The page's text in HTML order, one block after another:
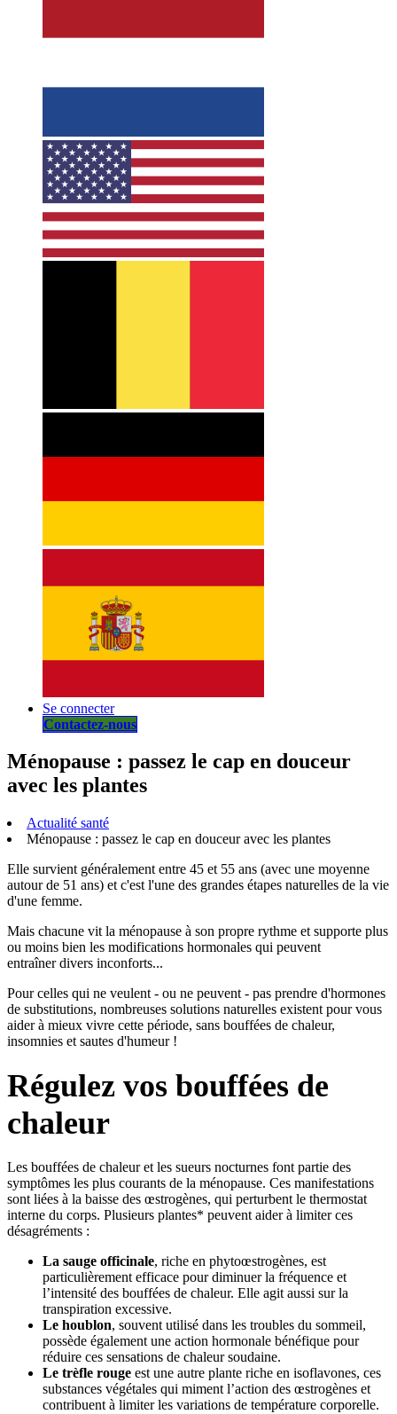
Se connecter
Contactez-nous
Ménopause : passez le cap en douceur
avec les plantes
Actualité santé
Ménopause : passez le cap en douceur avec les plantes
Elle survient généralement entre 45 et 55 ans (avec une moyenne
autour de 51 ans) et c'est l'une des grandes étapes naturelles de la vie
d'une femme.
Mais chacune vit la ménopause à son propre rythme et supporte plus
ou moins bien les modifications hormonales qui peuvent
entraîner divers inconforts...
Pour celles qui ne veulent - ou ne peuvent - pas prendre d'hormones
de substitutions, nombreuses solutions naturelles existent pour vous
aider à mieux vivre cette période, sans bouffées de chaleur,
insomnies et sautes d'humeur !
Régulez vos bouffées de
chaleur
Les bouffées de chaleur et les sueurs nocturnes font partie des
symptômes les plus courants de la ménopause. Ces manifestations
sont liées à la baisse des œstrogènes, qui perturbent le thermostat
interne du corps. Plusieurs plantes* peuvent aider à limiter ces
désagréments :
La sauge officinale, riche en phytoœstrogènes, est
particulièrement efficace pour diminuer la fréquence et
l’intensité des bouffées de chaleur. Elle agit aussi sur la
transpiration excessive.
Le houblon, souvent utilisé dans les troubles du sommeil,
possède également une action hormonale bénéfique pour
réduire ces sensations de chaleur soudaine.
Le trèfle rouge est une autre plante riche en isoflavones, ces
substances végétales qui miment l’action des œstrogènes et
contribuent à limiter les variations de température corporelle.